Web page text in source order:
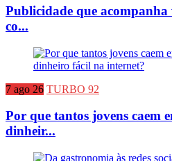
Publicidade que acompanha
co...
7 ago 26 TURBO 92
Por que tantos jovens caem
dinheir...